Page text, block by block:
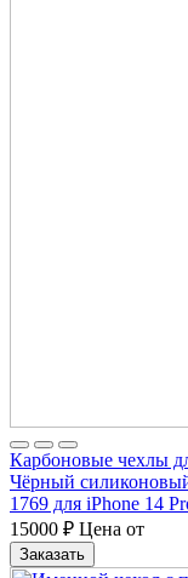
Карбоновые чехлы
Чёрный
1769 для iPhone 14
15000 ₽ Цена от
Заказать